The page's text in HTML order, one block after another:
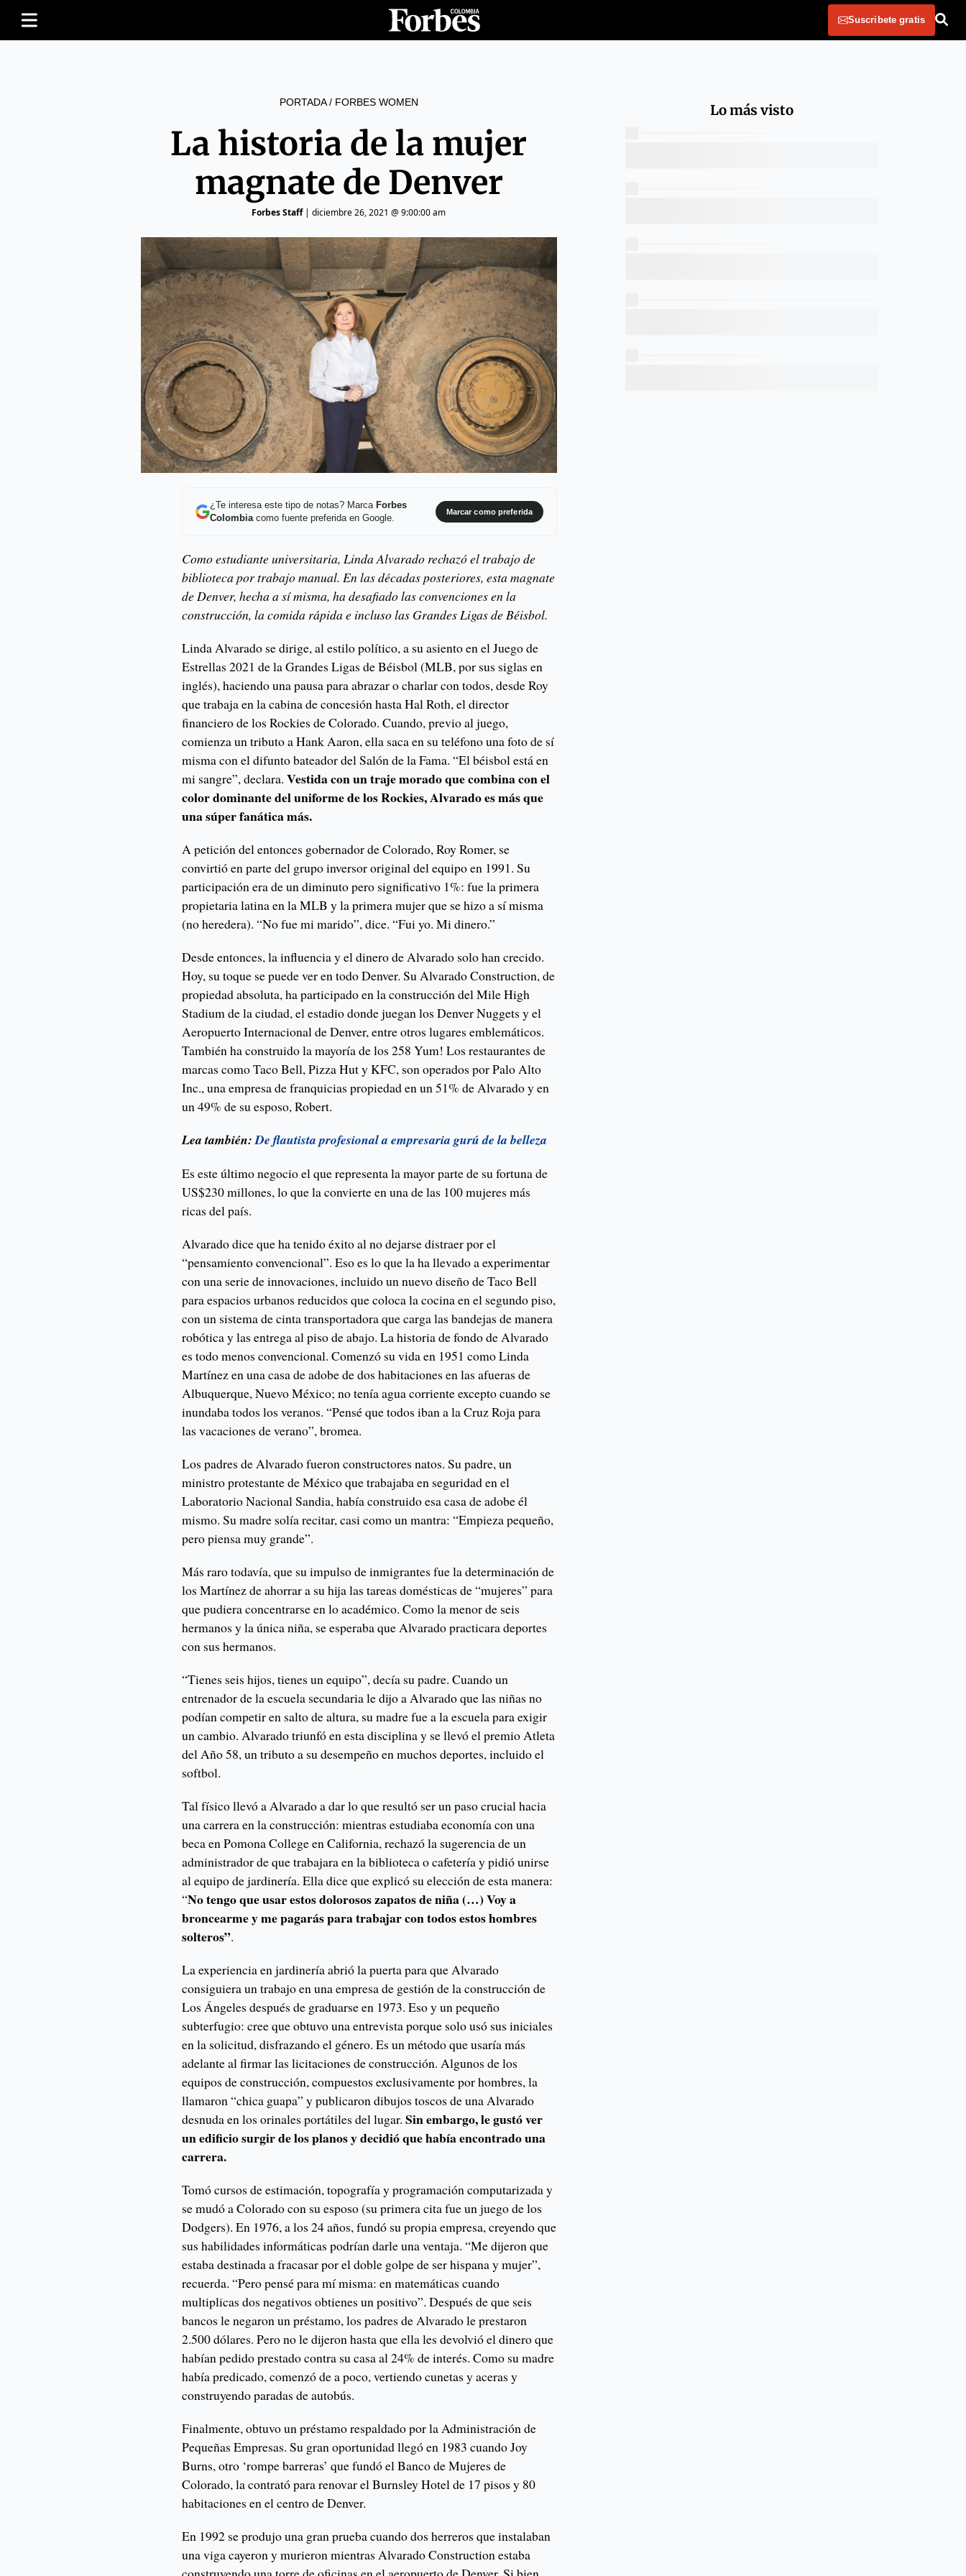
Suscribete gratis
PORTADA/ FORBES WOMEN
La historia de la mujer
magnate de Denver
Forbes Staff| diciembre 26, 2021 @ 9:00:00 am
¿Te interesa este tipo de notas? Marca Forbes
Colombiacomo fuente preferida en Google.
Marcar como preferida
Como estudiante universitaria, Linda Alvarado rechazó el trabajo de
biblioteca por trabajo manual. En las décadas posteriores, esta magnate
de Denver, hecha a sí misma, ha desafiado las convenciones en la
construcción, la comida rápida e incluso las Grandes Ligas de Béisbol.
Linda Alvarado se dirige, al estilo político, a su asiento en el Juego de
Estrellas 2021 de la Grandes Ligas de Béisbol (MLB, por sus siglas en
inglés), haciendo una pausa para abrazar o charlar con todos, desde Roy
que trabaja en la cabina de concesión hasta Hal Roth, el director
financiero de los Rockies de Colorado. Cuando, previo al juego,
comienza un tributo a Hank Aaron, ella saca en su teléfono una foto de sí
misma con el difunto bateador del Salón de la Fama. “El béisbol está en
mi sangre”, declara.Vestida con un traje morado que combina con el
color dominante del uniforme de los Rockies, Alvarado es más que
una súper fanática más.
A petición del entonces gobernador de Colorado, Roy Romer, se
convirtió en parte del grupo inversor original del equipo en 1991. Su
participación era de un diminuto pero significativo 1%: fue la primera
propietaria latina en la MLB y la primera mujer que se hizo a sí misma
(no heredera). “No fue mi marido”, dice. “Fui yo. Mi dinero.”
Desde entonces, la influencia y el dinero de Alvarado solo han crecido.
Hoy, su toque se puede ver en todo Denver. Su Alvarado Construction, de
propiedad absoluta, ha participado en la construcción del Mile High
Stadium de la ciudad, el estadio donde juegan los Denver Nuggets y el
Aeropuerto Internacional de Denver, entre otros lugares emblemáticos.
También ha construido la mayoría de los 258 Yum! Los restaurantes de
marcas como Taco Bell, Pizza Hut y KFC, son operados por Palo Alto
Inc., una empresa de franquicias propiedad en un 51% de Alvarado y en
un 49% de su esposo, Robert.
Lea también:De flautista profesional a empresaria gurú de la belleza
Es este último negocio el que representa la mayor parte de su fortuna de
US$230 millones, lo que la convierte en una de las 100 mujeres más
ricas del país.
Alvarado dice que ha tenido éxito al no dejarse distraer por el
“pensamiento convencional”. Eso es lo que la ha llevado a experimentar
con una serie de innovaciones, incluido un nuevo diseño de Taco Bell
para espacios urbanos reducidos que coloca la cocina en el segundo piso,
con un sistema de cinta transportadora que carga las bandejas de manera
robótica y las entrega al piso de abajo. La historia de fondo de Alvarado
es todo menos convencional. Comenzó su vida en 1951 como Linda
Martínez en una casa de adobe de dos habitaciones en las afueras de
Albuquerque, Nuevo México; no tenía agua corriente excepto cuando se
inundaba todos los veranos. “Pensé que todos iban a la Cruz Roja para
las vacaciones de verano”, bromea.
Los padres de Alvarado fueron constructores natos. Su padre, un
ministro protestante de México que trabajaba en seguridad en el
Laboratorio Nacional Sandia, había construido esa casa de adobe él
mismo. Su madre solía recitar, casi como un mantra: “Empieza pequeño,
pero piensa muy grande”.
Más raro todavía, que su impulso de inmigrantes fue la determinación de
los Martínez de ahorrar a su hija las tareas domésticas de “mujeres” para
que pudiera concentrarse en lo académico. Como la menor de seis
hermanos y la única niña, se esperaba que Alvarado practicara deportes
con sus hermanos.
“Tienes seis hijos, tienes un equipo”, decía su padre. Cuando un
entrenador de la escuela secundaria le dijo a Alvarado que las niñas no
podían competir en salto de altura, su madre fue a la escuela para exigir
un cambio. Alvarado triunfó en esta disciplina y se llevó el premio Atleta
del Año 58, un tributo a su desempeño en muchos deportes, incluido el
softbol.
Tal físico llevó a Alvarado a dar lo que resultó ser un paso crucial hacia
una carrera en la construcción: mientras estudiaba economía con una
beca en Pomona College en California, rechazó la sugerencia de un
administrador de que trabajara en la biblioteca o cafetería y pidió unirse
al equipo de jardinería. Ella dice que explicó su elección de esta manera:
“No tengo que usar estos dolorosos zapatos de niña (…) Voy a
broncearme y me pagarás para trabajar con todos estos hombres
solteros”.
La experiencia en jardinería abrió la puerta para que Alvarado
consiguiera un trabajo en una empresa de gestión de la construcción de
Los Ángeles después de graduarse en 1973. Eso y un pequeño
subterfugio: cree que obtuvo una entrevista porque solo usó sus iniciales
en la solicitud, disfrazando el género. Es un método que usaría más
adelante al firmar las licitaciones de construcción. Algunos de los
equipos de construcción, compuestos exclusivamente por hombres, la
llamaron “chica guapa” y publicaron dibujos toscos de una Alvarado
desnuda en los orinales portátiles del lugar. Sin embargo, le gustó ver
un edificio surgir de los planos y decidió que había encontrado una
carrera.
Tomó cursos de estimación, topografía y programación computarizada y
se mudó a Colorado con su esposo (su primera cita fue un juego de los
Dodgers). En 1976, a los 24 años, fundó su propia empresa, creyendo que
sus habilidades informáticas podrían darle una ventaja. “Me dijeron que
estaba destinada a fracasar por el doble golpe de ser hispana y mujer”,
recuerda. “Pero pensé para mí misma: en matemáticas cuando
multiplicas dos negativos obtienes un positivo”. Después de que seis
bancos le negaron un préstamo, los padres de Alvarado le prestaron
2.500 dólares. Pero no le dijeron hasta que ella les devolvió el dinero que
habían pedido prestado contra su casa al 24% de interés. Como su madre
había predicado, comenzó de a poco, vertiendo cunetas y aceras y
construyendo paradas de autobús.
Finalmente, obtuvo un préstamo respaldado por la Administración de
Pequeñas Empresas. Su gran oportunidad llegó en 1983 cuando Joy
Burns, otro ‘rompe barreras’ que fundó el Banco de Mujeres de
Colorado, la contrató para renovar el Burnsley Hotel de 17 pisos y 80
habitaciones en el centro de Denver.
En 1992 se produjo una gran prueba cuando dos herreros que instalaban
una viga cayeron y murieron mientras Alvarado Construction estaba
Lo más visto